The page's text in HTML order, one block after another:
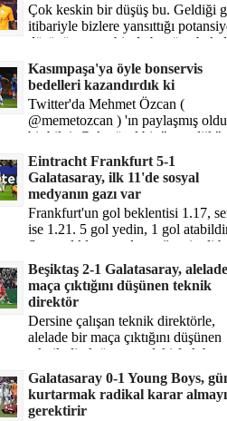
Çok keskin bir düşüş bu. Geldiği
itibariyle bizlere yansıttığı
düşünüyorum, bir de bugüne
Kasımpaşa'ya öyle bonservis
bedelleri kazandırdık ki
Twitter'da Mehmet Özcan (
@memetozcan ) 'ın paylaşmış
bir bilgi. Çok güzel bir "nostaljik"
diyelim. Kasımpaşa...
Eintracht Frankfurt 5-1
Galatasaray, ilk 11'de sosyal
medyanın gazı var
Frankfurt'un gol beklentisi 1.17,
ise 1.21. 5 gol yedin, 1 gol
Şanssızlıkla mı anlatacağız şimdi bu
durumu? Rakibin 5 ş...
Beşiktaş 2-1 Galatasaray,
maça çıktığını düşünen teknik
direktör
Dersine çalışan teknik direktörle,
alelade bir maça çıktığını düşünen
teknik direktör arasındaki fark bu
işte. Solskjaer'in çalıştığı de...
Galatasaray 0-1 Young Boys,
kurtarmak radikal karar almayı
gerektirir